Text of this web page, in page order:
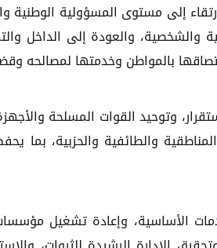
إلى مستوى المسؤولية الوطنية
والشخصية، والعودة إلى الداخل
بالمواطن وخدمتها لمصالحه
وتوحيد القوات المسلحة
والطائفية والحزبية، بما
الأساسية، وإعادة تشغيل